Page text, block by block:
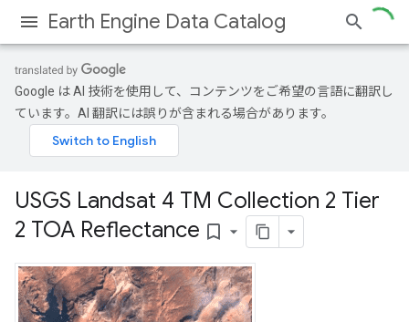
Earth Engine Data Catalog
Google は AI 技術を使用して、コンテンツをご希望の言語に翻訳し
ています。AI 翻訳には誤りが含まれる場合があります。
USGS Landsat 4 TM Collection 2 Tier
2 TOA Reflectance bookmark_border